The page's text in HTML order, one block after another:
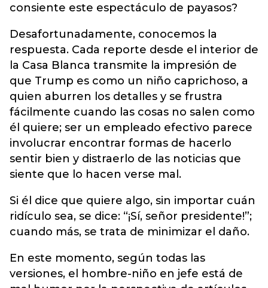
consiente este espectáculo de payasos?
Desafortunadamente, conocemos la
respuesta. Cada reporte desde el interior de
la Casa Blanca transmite la impresión de
que Trump es como un niño caprichoso, a
quien aburren los detalles y se frustra
fácilmente cuando las cosas no salen como
él quiere; ser un empleado efectivo parece
involucrar encontrar formas de hacerlo
sentir bien y distraerlo de las noticias que
siente que lo hacen verse mal.
Si él dice que quiere algo, sin importar cuán
ridículo sea, se dice: “¡Sí, señor presidente!”;
cuando más, se trata de minimizar el daño.
En este momento, según todas las
versiones, el hombre-niño en jefe está de